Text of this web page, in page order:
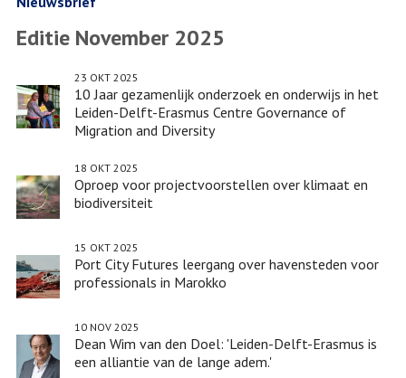
Editie November 2025
10 Jaar gezamenlijk onderzoek en onderwijs in het
Leiden-Delft-Erasmus Centre Governance of
Migration and Diversity
23 OKT 2025
Oproep voor projectvoorstellen over klimaat en
biodiversiteit
18 OKT 2025
Port City Futures leergang over havensteden voor
professionals in Marokko
15 OKT 2025
Dean Wim van den Doel: 'Leiden-Delft-Erasmus is
een alliantie van de lange adem.'
10 NOV 2025